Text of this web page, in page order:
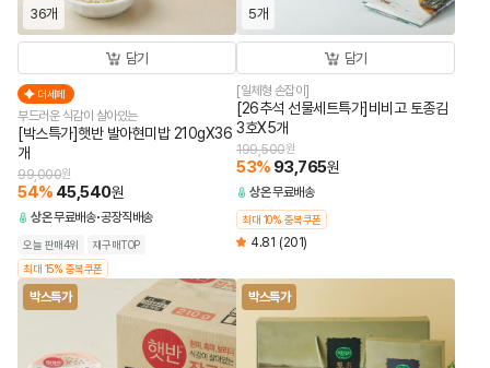
36개
담기
더세페
부드러운 식감이 살아있는
[박스특가]햇반 발아현미밥 210gX36
개
99,000원
54% 45,540원
상온무료배송 공장직배송
오늘 판매4위
재구매TOP
최대 15% 중복쿠폰
5개
담기
[일체형 손잡이]
[26추석 선물세트특가]비비고 토종김
3호X5개
199,500원
53% 93,765원
상온무료배송
최대 10% 중복쿠폰
4.81 (201)
박스특가 박스특가